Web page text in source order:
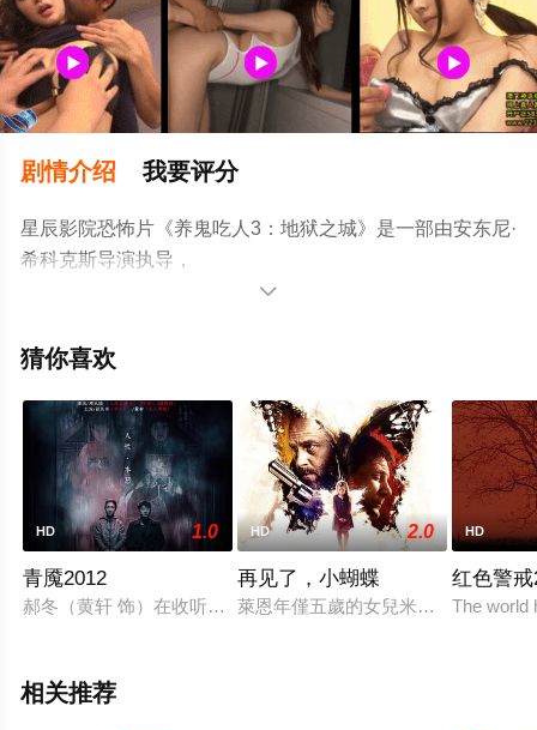
剧情介绍 我要评分
星辰影院恐怖片《养鬼吃人3：地狱之城》是一部由安东尼·
希科克斯导演执导，
Terry,Farrell,Paula,Marshall,Kevin,Bernhardt,Doug,Bradley
集），手机免费观看高清未删减完整版电影大全就上星辰
等平台了解。

猜你喜欢
HD 1.0
青魇2012
郝冬（黄轩 饰）在收听午夜电台节目时，谈到了自己失眠的痛
HD 2.0
再见了，小蝴蝶
萊恩年僅五歲的女兒米亞慘遭殺害，
HD
红色警戒
The world
相关推荐